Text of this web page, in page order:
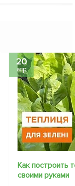
20
апр
Как построить
своими руками